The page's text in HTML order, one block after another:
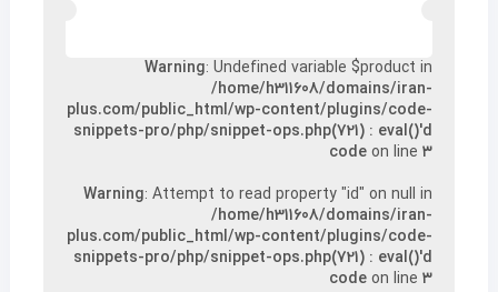
Warning: Undefined variable $product in
/home/h311608/domains/iran-
plus.com/public_html/wp-content/plugins/code-
snippets-pro/php/snippet-ops.php(721) : eval()'d
code on line۳
Warning: Attempt to read property "id" on null in
/home/h311608/domains/iran-
plus.com/public_html/wp-content/plugins/code-
snippets-pro/php/snippet-ops.php(721) : eval()'d
code on line۳